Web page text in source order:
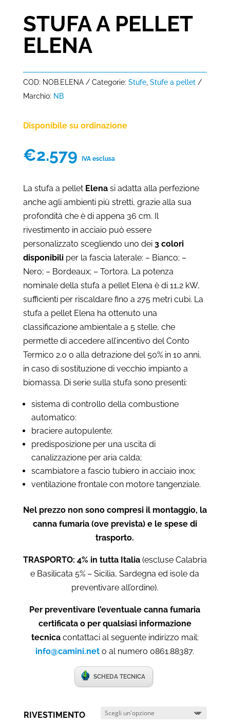
STUFA A PELLET
ELENA
COD: NOB.ELENA Categorie: Stufe, Stufe a pellet
Marchio: NB
Disponibile su ordinazione
€2.579 IVA esclusa
La stufa a pellet Elenasi adatta alla perfezione
anche agli ambienti più stretti, grazie alla sua
profondità che è di appena 36 cm. Il
rivestimento in acciaio può essere
personalizzato scegliendo uno dei 3 colori
disponibiliper la fascia laterale: – Bianco; –
Nero; – Bordeaux; – Tortora. La potenza
nominale della stufa a pellet Elena è di 11,2 kW,
sufficienti per riscaldare fino a 275 metri cubi. La
stufa a pellet Elena ha ottenuto una
classificazione ambientale a 5 stelle, che
permette di accedere all’incentivo del Conto
Termico 2.0 o alla detrazione del 50% in 10 anni,
in caso di sostituzione di vecchio impianto a
biomassa. Di serie sulla stufa sono presenti:
sistema di controllo della combustione
automatico:
braciere autopulente;
predisposizione per una uscita di
canalizzazione per aria calda;
scambiatore a fascio tubiero in acciaio inox;
ventilazione frontale con motore tangenziale.
Nel prezzo non sono compresi il montaggio, la
canna fumaria (ove prevista) e le spese di
trasporto.
TRASPORTO: 4% in tutta Italia (escluse Calabria
e Basilicata 5% – Sicilia, Sardegna ed isole da
preventivare all’ordine).
Per preventivare l’eventuale canna fumaria
certificata o per qualsiasi informazione
tecnicacontattaci al seguente indirizzo mail:
info@camini.net o al numero 0861.88387.
SCHEDA TECNICA
RIVESTIMENTO